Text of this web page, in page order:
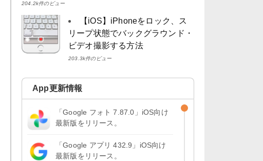
204.2k件のビュー
【iOS】iPhoneをロック、ス
リープ状態でバックグラウンド・
ビデオ撮影する方法
203.3k件のビュー
App更新情報
「Google フォト 7.87.0」iOS向け
最新版をリリース。
「Google アプリ 432.9」iOS向け
最新版をリリース。